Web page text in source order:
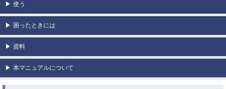
▶ 使う
▶ 困ったときには
▶ 資料
▶ 本マニュアルについて